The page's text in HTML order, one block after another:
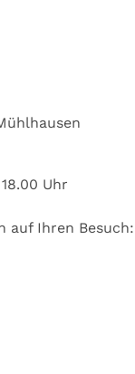
Uhr
auf Ihren Besuch: